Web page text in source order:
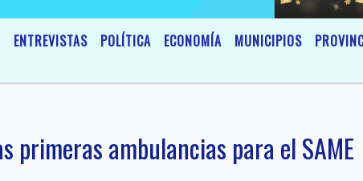
ENTREVISTAS POLÍTICA ECONOMÍA MUNICIPIOS
primeras ambulancias para el SAME